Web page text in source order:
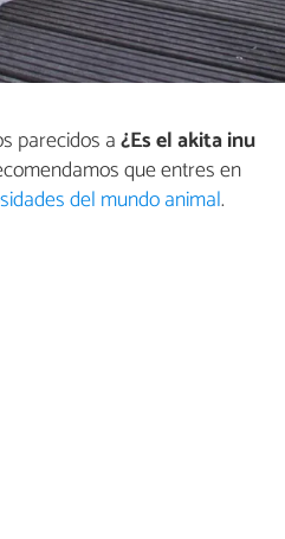
parecidos a¿Es el akita inu
que entres en
del mundo animal.